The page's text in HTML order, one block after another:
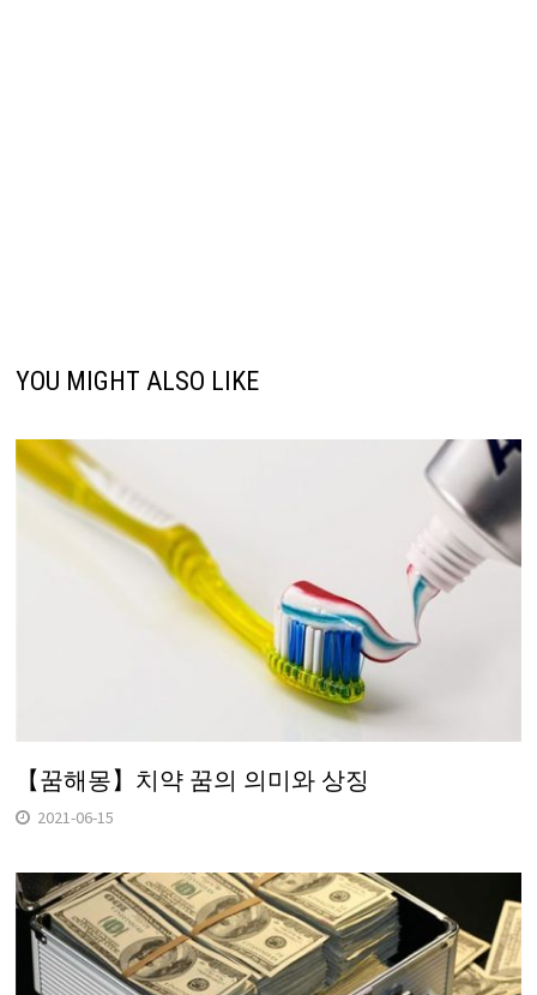
YOU MIGHT ALSO LIKE
【꿈해몽】치약 꿈의 의미와 상징
2021-06-15